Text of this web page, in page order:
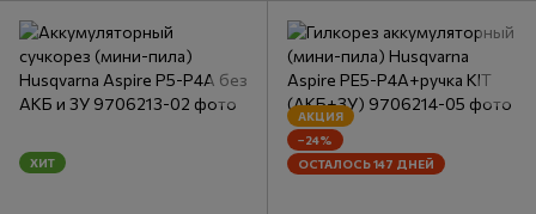
ХИТ
АКЦИЯ
−24%
ОСТАЛОСЬ 147 ДНЕЙ